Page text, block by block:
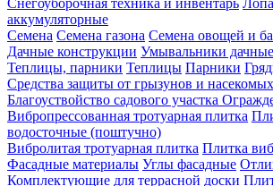
аккумуляторные
Семена Семена газона Семена овощей и
Дачные конструкции Умывальники
Теплицы, парники Теплицы Парники
Средства защиты от грызунов и насекомых
Благоуствойство садового участка
Вибропрессованная тротуарная плитка
водосточные (поштучно)
Вибролитая тротуарная плитка Плитка
Фасадные материалы Углы фасадные
Комплектующие для террасной доски